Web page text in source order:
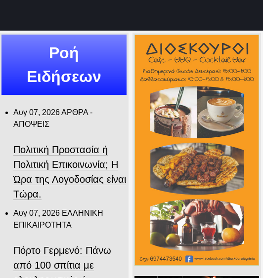
Ροή
Ειδήσεων
Αυγ 07, 2026ΑΡΘΡΑ -
ΑΠΟΨΕΙΣ
Πολιτική Προστασία ή
Πολιτική Επικοινωνία; Η
Ώρα της Λογοδοσίας είναι
Τώρα.
Αυγ 07, 2026 ΕΛΛΗΝΙΚΗ
ΕΠΙΚΑΙΡΟΤΗΤΑ
Πόρτο Γερμενό: Πάνω
από 100 σπίτια με